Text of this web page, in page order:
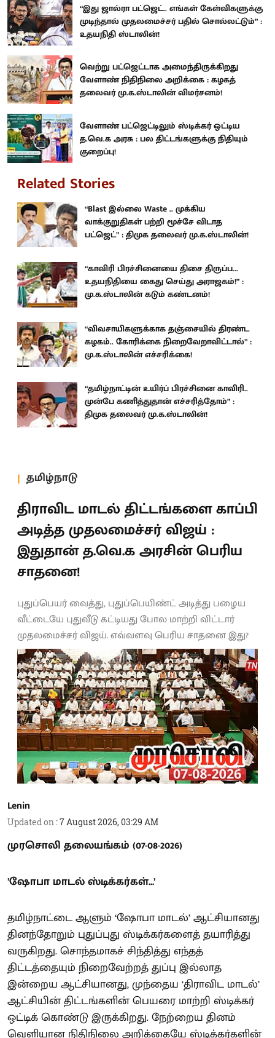
“இது ஜால்ரா பட்ஜெட்.. எங்கள் கேள்விகளுக்கு
முடிந்தால் முதலமைச்சர் பதில் சொல்லட்டும்” :
உதயநிதி ஸ்டாலின்!
வெற்று பட்ஜெட்டாக அமைந்திருக்கிறது
வேளாண் நிதிநிலை அறிக்கை : கழகத்
தலைவர் மு.க.ஸ்டாலின் விமர்சனம்!
வேளாண் பட்ஜெட்டிலும் ஸ்டிக்கர் ஒட்டிய
த.வெ.க அரசு : பல திட்டங்களுக்கு நிதியும்
குறைப்பு!
Related Stories
“Blast இல்லை Waste .. முக்கிய
வாக்குறுதிகள் பற்றி மூச்சே விடாத
பட்ஜெட்” : திமுக தலைவர் மு.க.ஸ்டாலின்!
“காவிரி பிரச்சினையை திசை திருப்ப...
உதயநிதியை கைது செய்து அராஜகம்!” :
மு.க.ஸ்டாலின் கடும் கண்டனம்!
“விவசாயிகளுக்காக தஞ்சையில் திரண்ட
கழகம்.. கோரிக்கை நிறைவேறாவிட்டால்” :
மு.க.ஸ்டாலின் எச்சரிக்கை!
“தமிழ்நாட்டின் உயிர்ப் பிரச்சினை காவிரி..
முன்பே கணித்துதான் எச்சரித்தோம்” :
திமுக தலைவர் மு.க.ஸ்டாலின்!
தமிழ்நாடு
திராவிட மாடல் திட்டங்களை காப்பி
அடித்த முதலமைச்சர் விஜய் :
இதுதான் த.வெ.க அரசின் பெரிய
சாதனை!
புதுப்பெயர் வைத்து, புதுப்பெயிண்ட் அடித்து பழைய
வீட்டையே புதுவீடு கட்டியது போல மாற்றி விட்டார்
முதலமைச்சர் விஜய். எவ்வளவு பெரிய சாதனை இது?
Lenin
Updated on :7 August 2026, 03:29 AM
முரசொலி தலையங்கம் (07-08-2026)
’ஷோபா மாடல் ஸ்டிக்கர்கள்...’
தமிழ்நாட்டை ஆளும் ‘ஷோபா மாடல்’ ஆட்சியானது
தினந்தோறும் புதுப்புது ஸ்டிக்கர்களைத் தயாரித்து
வருகிறது. சொந்தமாகச் சிந்தித்து எந்தத்
திட்டத்தையும் நிறைவேற்றத் துப்பு இல்லாத
இன்றைய ஆட்சியானது, முந்தைய ‘திராவிட மாடல்’
ஆட்சியின் திட்டங்களின் பெயரை மாற்றி ஸ்டிக்கர்
ஒட்டிக் கொண்டு இருக்கிறது. நேற்றைய தினம்